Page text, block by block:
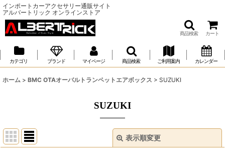
インポートカーアクセサリー通販サイト
アルバートリック オンラインストア
商品検索 カート
カテゴリ ブランド マイページ 商品検索 ご利用案内 カレンダー
ホーム > BMC OTAオーバルトランペットエアボックス > SUZUKI
SUZUKI
表示順変更